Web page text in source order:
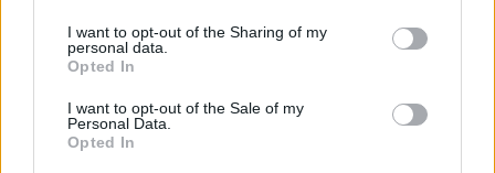
not limited to your visit or usage behaviour. You may click to
grant or deny consent to Google and its third-party tags to
use your data for below specified purposes in below Google
consent section.
I want to opt-out of the Sharing of my
personal data.
Opted In
I want to opt-out of the Sale of my
Personal Data.
Opted In
Υποβολή σχολίου
Όροι Χρήσης . Το site προστατεύεται από reCAPTCHA, ισχύουν